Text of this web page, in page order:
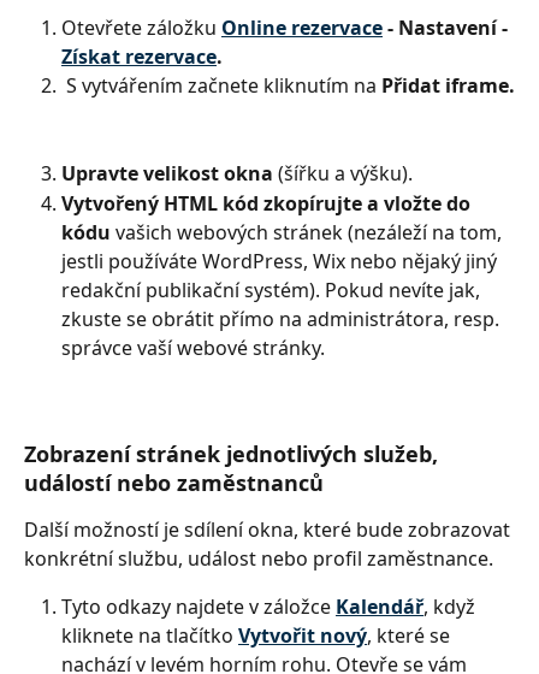
Otevřete záložku Online rezervace - Nastavení -
Získat rezervace.
S vytvářením začnete kliknutím na Přidat iframe.
Upravte velikost okna (šířku a výšku).
Vytvořený HTML kód zkopírujte a vložte do
kódu vašich webových stránek (nezáleží na tom,
jestli používáte WordPress, Wix nebo nějaký jiný
redakční publikační systém). Pokud nevíte jak,
zkuste se obrátit přímo na administrátora, resp.
správce vaší webové stránky.
Zobrazení stránek jednotlivých služeb,
událostí nebo zaměstnanců
Další možností je sdílení okna, které bude zobrazovat
konkrétní službu, událost nebo profil zaměstnance.
Tyto odkazy najdete v záložce Kalendář, když
kliknete na tlačítko Vytvořit nový, které se
nachází v levém horním rohu. Otevře se vám